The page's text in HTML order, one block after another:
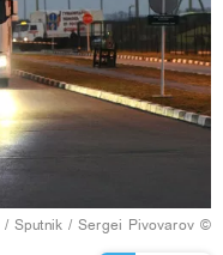
© Sputnik / Sergei Pivovarov
/